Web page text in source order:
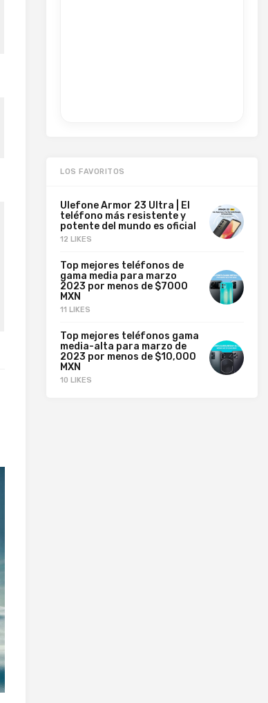
LOS FAVORITOS
Ulefone Armor 23 Ultra | El
teléfono más resistente y
potente del mundo es oficial
12 LIKES
Top mejores teléfonos de
gama media para marzo
2023 por menos de $7000
MXN
11 LIKES
Top mejores teléfonos gama
media-alta para marzo de
2023 por menos de $10,000
MXN
10 LIKES